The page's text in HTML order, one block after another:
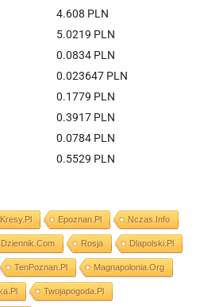
4.608 PLN
5.0219 PLN
0.0834 PLN
0.023647 PLN
0.1779 PLN
0.3917 PLN
0.0784 PLN
0.5529 PLN
Kresy.pl Epoznan.pl Nczas.info
Dziennik.com Rosja Dlapolski.pl
TenPoznan.pl Magnapolonia.org
Twojapogoda.pl